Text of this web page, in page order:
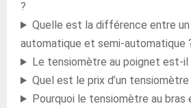
?
Quelle est la différence entre
automatique et semi-automatique
Le tensiomètre au poignet est-il
Quel est le prix d’un
Pourquoi le tensiomètre au bras